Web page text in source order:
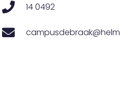
14 0492